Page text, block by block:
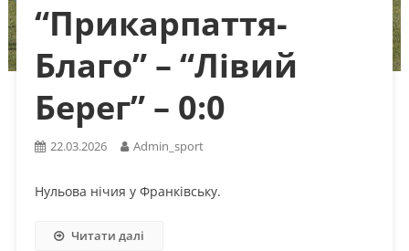
“Прикарпаття-
Благо” – “Лівий
Берег” – 0:0
22.03.2026 Admin_sport
Нульова нічия у Франківську.
Читати далі